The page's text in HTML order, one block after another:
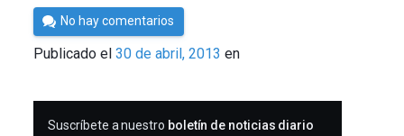
Por
Cultura
Cientifica
No hay comentarios
Publicado el30 de abril, 2013 en
SUSCRIBIRME
Suscríbete a nuestro boletín de noticias diario